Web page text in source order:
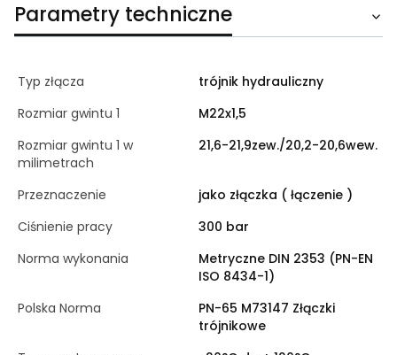
Parametry techniczne
Typ złącza
trójnik hydrauliczny
Rozmiar gwintu 1
M22x1,5
Rozmiar gwintu 1 w
milimetrach
21,6-21,9zew./20,2-20,6wew.
Przeznaczenie
jako złączka ( łączenie )
Ciśnienie pracy
300 bar
Norma wykonania
Metryczne DIN 2353 (PN-EN
ISO 8434-1)
Polska Norma
PN-65 M73147 Złączki
trójnikowe